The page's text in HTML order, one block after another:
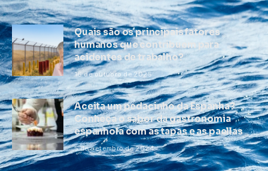
Quais são os principais fatores
humanos que contribuem para
acidentes de trabalho?
16 de outubro de 2025
Aceita um pedacinho da Espanha?
Conheça o sabor da gastronomia
espanhola com as tapas e as paellas
5 de setembro de 2024